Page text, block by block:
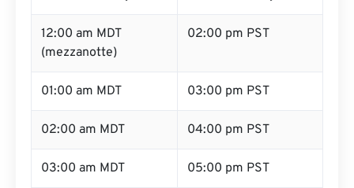
12:00 am MDT
(mezzanotte)
02:00 pm PST
01:00 am MDT 03:00 pm PST
02:00 am MDT 04:00 pm PST
03:00 am MDT 05:00 pm PST